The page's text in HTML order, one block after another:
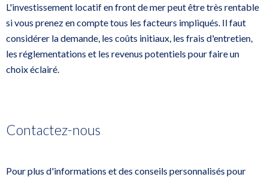
L'investissement locatif en front de mer peut être très rentable
si vous prenez en compte tous les facteurs impliqués. Il faut
considérer la demande, les coûts initiaux, les frais d'entretien,
les réglementations et les revenus potentiels pour faire un
choix éclairé.
Contactez-nous
Pour plus d'informations et des conseils personnalisés pour